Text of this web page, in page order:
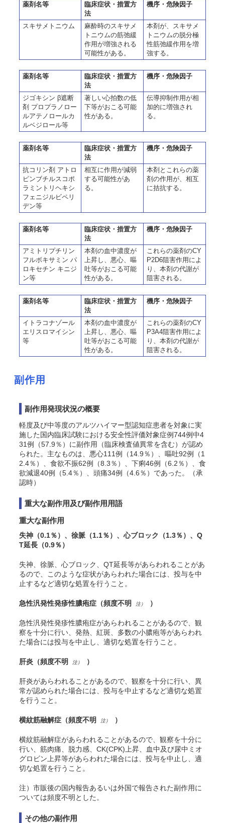
薬剤名等
臨床症状・措置方
法
機序・危険因子
スキサメトニウム
麻酔時のスキサメ
トニウムの筋弛緩
作用が増強される
可能性がある。
本剤が、スキサメ
トニウムの脱分極
性筋弛緩作用を増
強する。
薬剤名等
臨床症状・措置方
法
機序・危険因子
ジゴキシン β遮断
剤 プロプラノロー
ルアテノロールカ
ルベジロール等
著しい心拍数の低
下等がおこる可能
性がある。
伝導抑制作用が相
加的に増強され
る。
薬剤名等
臨床症状・措置方
法
機序・危険因子
抗コリン剤 アトロ
ピンブチルスコポ
ラミントリヘキシ
フェニジルビペリ
デン等
相互に作用が減弱
する可能性があ
る。
本剤とこれらの薬
剤の作用が、相互
に拮抗する。
薬剤名等
臨床症状・措置方
法
機序・危険因子
アミトリプチリン
フルボキサミン パ
ロキセチン キニジ
ン等
本剤の血中濃度が
上昇し、悪心、嘔
吐等がおこる可能
性がある。
これらの薬剤のCY
P2D6阻害作用によ
り、本剤の代謝が
阻害される。
薬剤名等
臨床症状・措置方
法
機序・危険因子
イトラコナゾール
エリスロマイシン
等
本剤の血中濃度が
上昇し、悪心、嘔
吐等がおこる可能
性がある。
これらの薬剤のCY
P3A4阻害作用によ
り、本剤の代謝が
阻害される。
副作用
副作用発現状況の概要
軽度及び中等度のアルツハイマー型認知症患者を対象に実
施した国内臨床試験における安全性評価対象症例744例中4
31例（57.9％）に副作用（臨床検査値異常を含む）が認め
られた。主なものは、悪心111例（14.9％）、嘔吐92例（1
2.4％）、食欲不振62例（8.3％）、下痢46例（6.2％）、食
欲減退40例（5.4％）、頭痛34例（4.6％）であった。（承
認時）
重大な副作用及び副作用用語
重大な副作用
失神（0.1％）、徐脈（1.1％）、心ブロック（1.3％）、Q
T延長（0.9％）
失神、徐脈、心ブロック、QT延長等があらわれることがあ
るので、このような症状があらわれた場合には、投与を中
止するなど適切な処置を行うこと。
急性汎発性発疹性膿疱症（頻度不明 注） ）
急性汎発性発疹性膿疱症があらわれることがあるので、観
察を十分に行い、発熱、紅斑、多数の小膿疱等があらわれ
た場合には投与を中止し、適切な処置を行うこと。
肝炎（頻度不明 注） ）
肝炎があらわれることがあるので、観察を十分に行い、異
常が認められた場合には、投与を中止するなど適切な処置
を行うこと。
横紋筋融解症（頻度不明 注） ）
横紋筋融解症があらわれることがあるので、観察を十分に
行い、筋肉痛、脱力感、CK(CPK)上昇、血中及び尿中ミオ
グロビン上昇等があらわれた場合には、投与を中止し、適
切な処置を行うこと。
注）市販後の国内報告あるいは外国で報告された副作用に
ついては頻度不明とした。
その他の副作用